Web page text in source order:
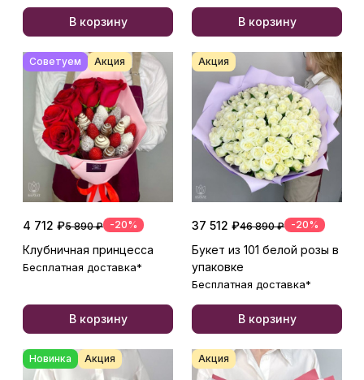
В корзину В корзину
Советуем Акция
4 712 ₽5 890 ₽ -20%
Клубничная принцесса
Бесплатная доставка*
В корзину
Акция
37 512 ₽46 890 ₽ -20%
Букет из 101 белой розы в
упаковке
Бесплатная доставка*
В корзину
Новинка Акция Акция